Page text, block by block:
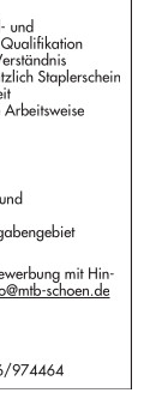
| Deggendorf